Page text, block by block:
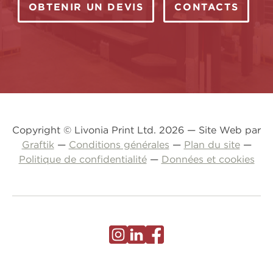
OBTENIR UN DEVIS CONTACTS
Copyright © Livonia Print Ltd. 2026 — Site Web par
Graftik— Conditions générales — Plan du site—
Politique de confidentialité— Données et cookies